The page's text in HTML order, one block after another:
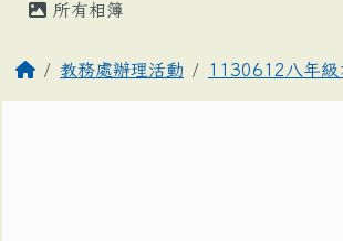
所有相簿
教務處辦理活動 1130612八年級